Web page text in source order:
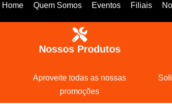
Home Quem Somos Eventos Filiais
Nossos Produtos
Aproveite todas as nossas
promoções